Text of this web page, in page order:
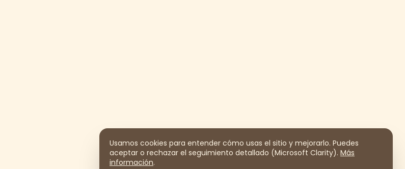
Usamos cookies para entender cómo usas el sitio y mejorarlo. Puedes
aceptar o rechazar el seguimiento detallado (Microsoft Clarity). Más
información.